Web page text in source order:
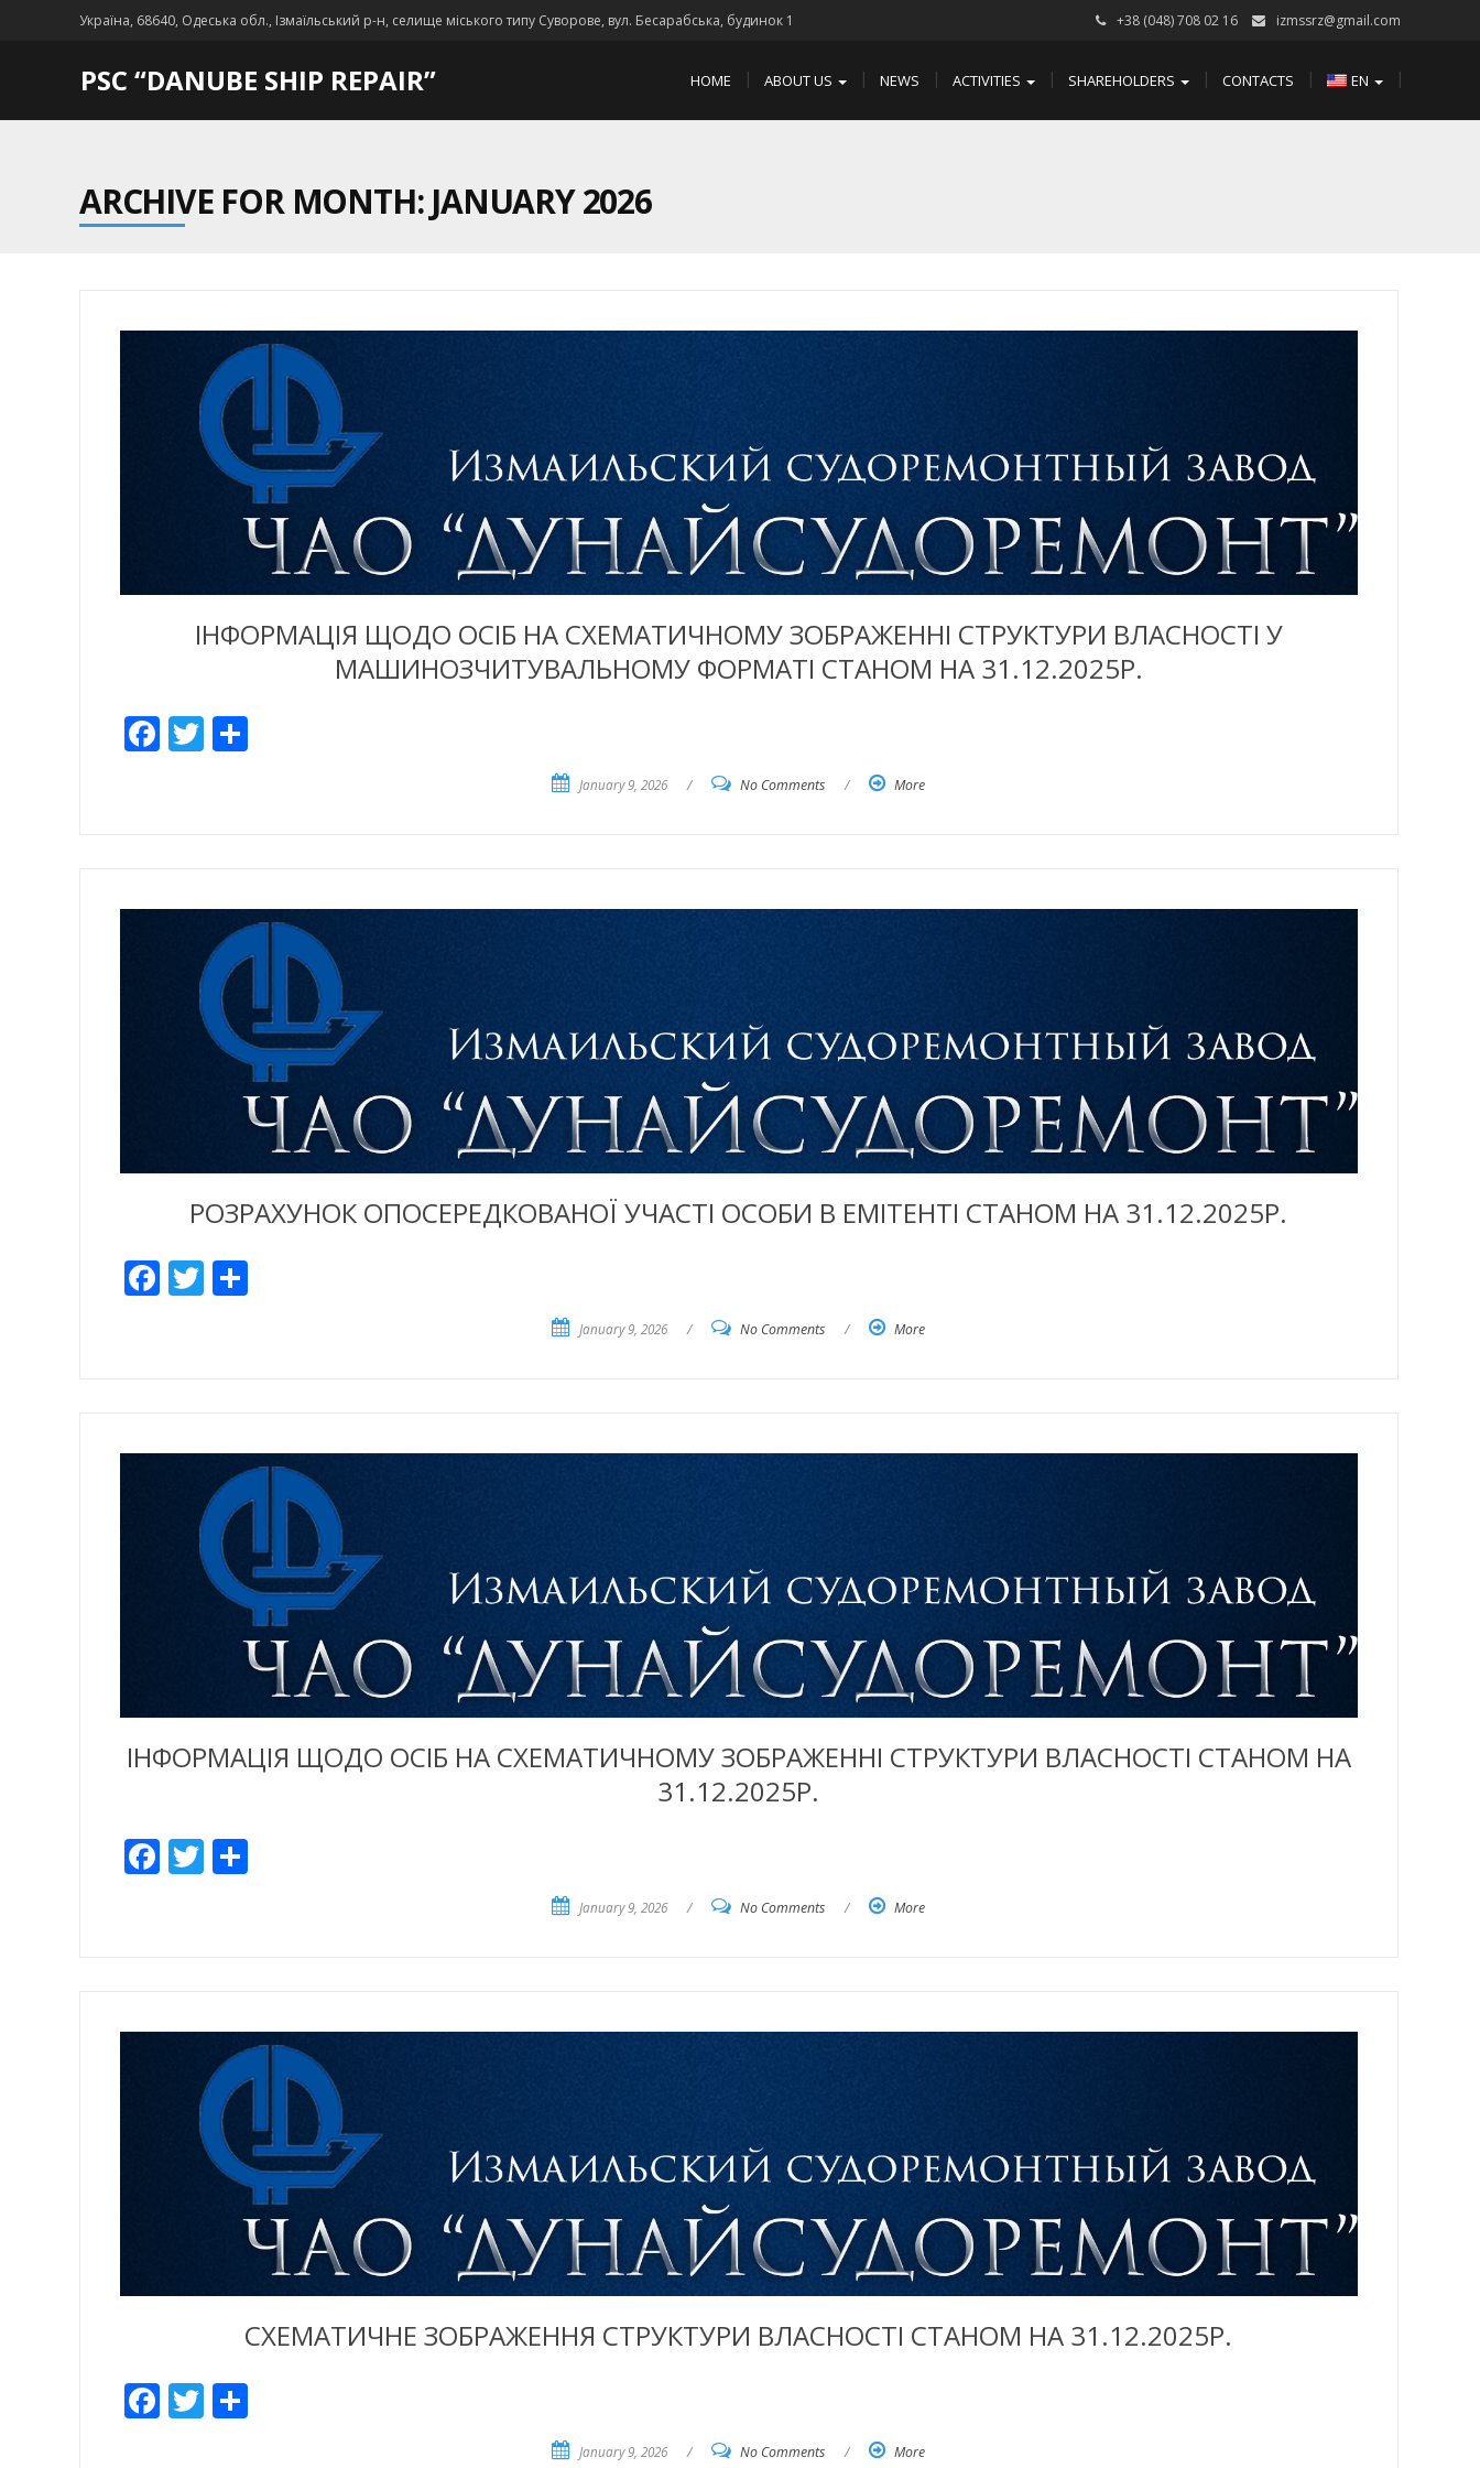
Україна, 68640, Одеська обл., Ізмаїльський р-н, селище міського типу Суворове, вул. Бесарабська, будинок 1 +38 (048) 708 02 16 izmssrz@gmail.com
PSC “DANUBE SHIP REPAIR” HOME ABOUT US NEWS ACTIVITIES SHAREHOLDERS CONTACTS EN
ARCHIVE FOR MONTH: JANUARY 2026
ІНФОРМАЦІЯ ЩОДО ОСІБ НА СХЕМАТИЧНОМУ ЗОБРАЖЕННІ СТРУКТУРИ ВЛАСНОСТІ У
МАШИНОЗЧИТУВАЛЬНОМУ ФОРМАТІ СТАНОМ НА 31.12.2025Р.
Facebook
Twitter
Share
January 9, 2026 / No Comments / More
РОЗРАХУНОК ОПОСЕРЕДКОВАНОЇ УЧАСТІ ОСОБИ В ЕМІТЕНТІ СТАНОМ НА 31.12.2025Р.
Facebook
Twitter
Share
January 9, 2026 / No Comments / More
ІНФОРМАЦІЯ ЩОДО ОСІБ НА СХЕМАТИЧНОМУ ЗОБРАЖЕННІ СТРУКТУРИ ВЛАСНОСТІ СТАНОМ НА
31.12.2025Р.
Facebook
Twitter
Share
January 9, 2026 / No Comments / More
СХЕМАТИЧНЕ ЗОБРАЖЕННЯ СТРУКТУРИ ВЛАСНОСТІ СТАНОМ НА 31.12.2025Р.
Facebook
Twitter
Share
January 9, 2026 / No Comments / More